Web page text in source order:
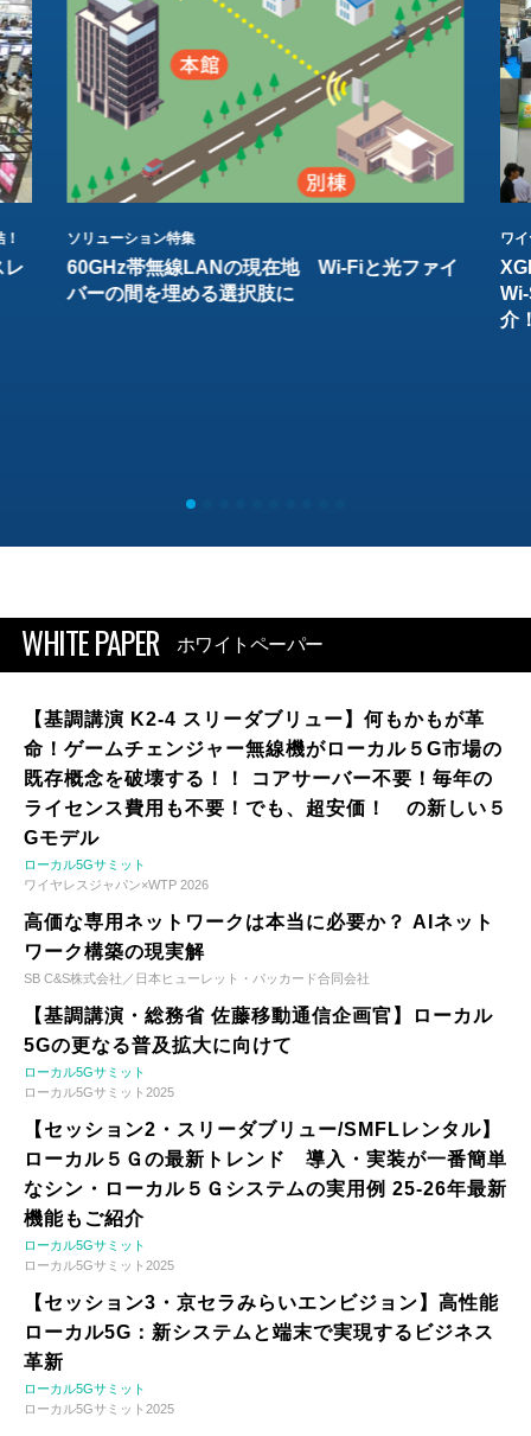
レ
ソリューション特集
60GHz帯無線LANの現在地 Wi-Fiと光ファイ
バーの間を埋める選択肢に
ワ
介
WHITE PAPER ホワイトペーパー
【基調講演 K2-4 スリーダブリュー】何もかもが革
命！ゲームチェンジャー無線機がローカル５G市場の
既存概念を破壊する！！ コアサーバー不要！毎年の
ライセンス費用も不要！でも、超安価！ の新しい５
Gモデル
ローカル5Gサミット
ワイヤレスジャパン×WTP 2026
高価な専用ネットワークは本当に必要か？ AIネット
ワーク構築の現実解
SB C&S株式会社／日本ヒューレット・パッカード合同会社
【基調講演・総務省 佐藤移動通信企画官】ローカル
5Gの更なる普及拡大に向けて
ローカル5Gサミット
ローカル5Gサミット2025
【セッション2・スリーダブリュー/SMFLレンタル】
ローカル５Ｇの最新トレンド 導入・実装が一番簡単
なシン・ローカル５Ｇシステムの実用例 25-26年最新
機能もご紹介
ローカル5Gサミット
ローカル5Gサミット2025
【セッション3・京セラみらいエンビジョン】高性能
ローカル5G：新システムと端末で実現するビジネス
革新
ローカル5Gサミット
ローカル5Gサミット2025